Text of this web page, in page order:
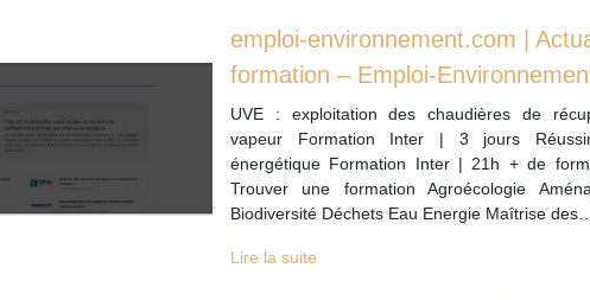
emploi-environnement.com |
formation – Emploi-
UVE : exploitation des chaudières de
vapeur Formation Inter | 3 jours
énergétique Formation Inter | 21h + de
Trouver une formation Agroécologie
Biodiversité Déchets Eau Energie Maîtrise des…
Lire la suite